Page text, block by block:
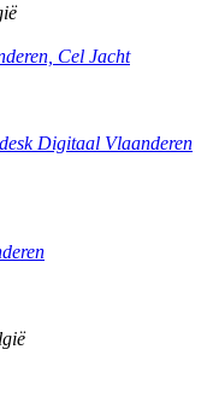
Cel Jacht
Digitaal Vlaanderen